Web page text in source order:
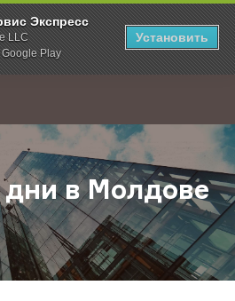
Экспресс
LLC
Google Play
Установить
Выходные дни в Молдове и
в Молдове